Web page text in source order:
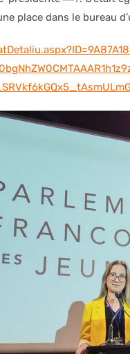
place dans le bureau